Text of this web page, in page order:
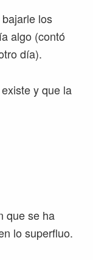
los
algo (contó
día).
y que la
que se ha
lo superfluo.